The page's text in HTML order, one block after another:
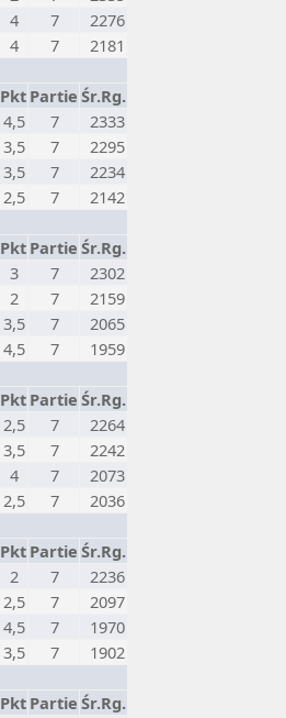
4 7
2276
4 7
2181
Pkt Partie Śr.Rg.
4,5 7
2333
3,5 7
2295
3,5 7
2234
2,5 7
2142
Pkt Partie Śr.Rg.
3 7
2302
2 7
2159
3,5 7
2065
4,5 7
1959
Pkt Partie Śr.Rg.
2,5 7
2264
3,5 7
2242
4 7
2073
2,5 7
2036
Pkt Partie Śr.Rg.
2 7
2236
2,5 7
2097
4,5 7
1970
3,5 7
1902
Pkt Partie Śr.Rg.